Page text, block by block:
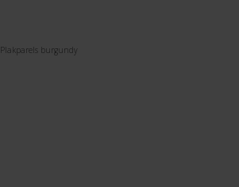
Plakparels burgundy